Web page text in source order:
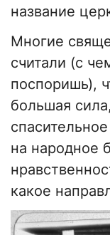
название
Многие
считали (с
поспоришь),
большая
на народное
какое